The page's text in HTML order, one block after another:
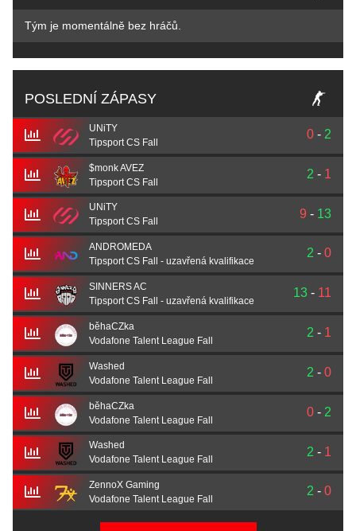
Tým je momentálně bez hráčů.
POSLEDNÍ ZÁPASY
UNiTY
Tipsport CS Fall
0 - 2
$monk AVEZ
Tipsport CS Fall
2 - 1
UNiTY
Tipsport CS Fall
9 - 13
ANDROMEDA
Tipsport CS Fall - uzavřená kvalifikace
2 - 0
SINNERS AC
Tipsport CS Fall - uzavřená kvalifikace
13 - 11
běhaCZka
Vodafone Talent League Fall
2 - 1
Washed
Vodafone Talent League Fall
2 - 0
běhaCZka
Vodafone Talent League Fall
0 - 2
Washed
Vodafone Talent League Fall
2 - 1
ZennoX Gaming
Vodafone Talent League Fall
2 - 0